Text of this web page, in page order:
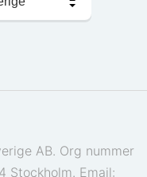
AB. Org nummer
Stockholm. Email: